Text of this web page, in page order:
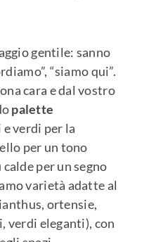
gentile: sanno
“siamo qui”.
cara e dal vostro
palette
e verdi per la
per un tono
per un segno
varietà adatte al
ortensie,
verdi eleganti), con